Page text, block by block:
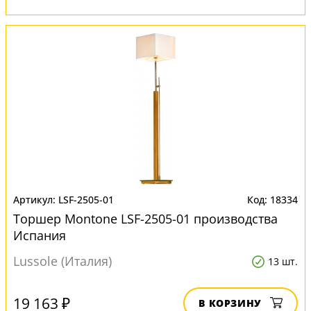
LSF-2505-01 18334
Торшер Montone LSF-2505-01 производства
Испания
Lussole (Италия)
13 шт.
19 163 ₽ В КОРЗИНУ